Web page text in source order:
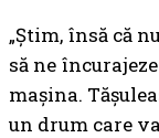
„Știm, însă că
să ne
mașina.
un drum care